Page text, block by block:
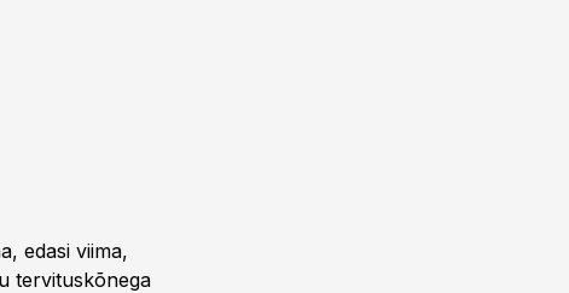
edasi viima,
tervituskõnega